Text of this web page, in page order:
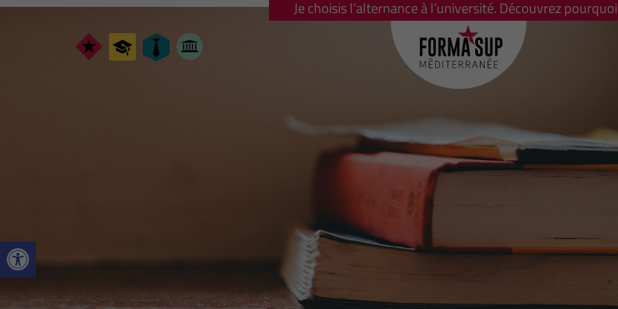
Ouvrir la barre d’outils
Je choisis l’alternance à l’université. Découvrez